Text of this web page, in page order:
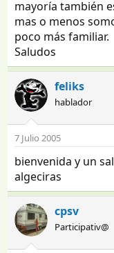
mayoría también
mas o menos
poco más familiar.
Saludos
feliks
hablador
7 Julio 2005
bienvenida y un
algeciras
cpsv
Participativ@